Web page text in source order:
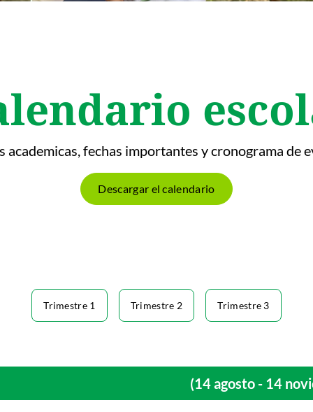
academicas, fechas importantes y cronograma de
Descargar el calendario
Trimestre 1 Trimestre 2 Trimestre 3
(14 agosto - 14